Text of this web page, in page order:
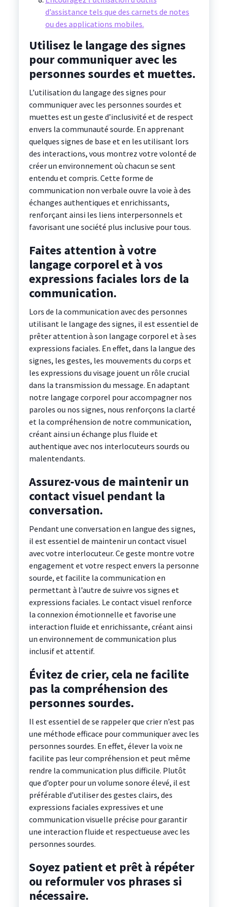
d’assistance tels que des carnets de notes
ou des applications mobiles.
Utilisez le langage des signes
pour communiquer avec les
personnes sourdes et muettes.
L’utilisation du langage des signes pour
communiquer avec les personnes sourdes et
muettes est un geste d’inclusivité et de respect
envers la communauté sourde. En apprenant
quelques signes de base et en les utilisant lors
des interactions, vous montrez votre volonté de
créer un environnement où chacun se sent
entendu et compris. Cette forme de
communication non verbale ouvre la voie à des
échanges authentiques et enrichissants,
renforçant ainsi les liens interpersonnels et
favorisant une société plus inclusive pour tous.
Faites attention à votre
langage corporel et à vos
expressions faciales lors de la
communication.
Lors de la communication avec des personnes
utilisant le langage des signes, il est essentiel de
prêter attention à son langage corporel et à ses
expressions faciales. En effet, dans la langue des
signes, les gestes, les mouvements du corps et
les expressions du visage jouent un rôle crucial
dans la transmission du message. En adaptant
notre langage corporel pour accompagner nos
paroles ou nos signes, nous renforçons la clarté
et la compréhension de notre communication,
créant ainsi un échange plus fluide et
authentique avec nos interlocuteurs sourds ou
malentendants.
Assurez-vous de maintenir un
contact visuel pendant la
conversation.
Pendant une conversation en langue des signes,
il est essentiel de maintenir un contact visuel
avec votre interlocuteur. Ce geste montre votre
engagement et votre respect envers la personne
sourde, et facilite la communication en
permettant à l’autre de suivre vos signes et
expressions faciales. Le contact visuel renforce
la connexion émotionnelle et favorise une
interaction fluide et enrichissante, créant ainsi
un environnement de communication plus
inclusif et attentif.
Évitez de crier, cela ne facilite
pas la compréhension des
personnes sourdes.
Il est essentiel de se rappeler que crier n’est pas
une méthode efficace pour communiquer avec les
personnes sourdes. En effet, élever la voix ne
facilite pas leur compréhension et peut même
rendre la communication plus difficile. Plutôt
que d’opter pour un volume sonore élevé, il est
préférable d’utiliser des gestes clairs, des
expressions faciales expressives et une
communication visuelle précise pour garantir
une interaction fluide et respectueuse avec les
personnes sourdes.
Soyez patient et prêt à répéter
ou reformuler vos phrases si
nécessaire.